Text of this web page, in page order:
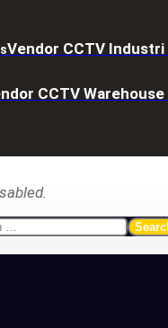
Vendor CCTV Industri
CCTV Warehouse